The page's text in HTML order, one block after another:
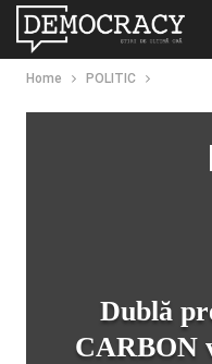
Home POLITIC
Dublă
CARBON